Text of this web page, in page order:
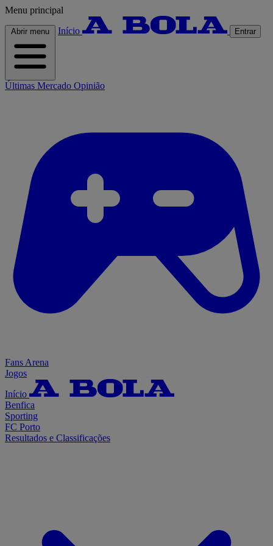
Menu principal
Abrir menu Início Entrar
Últimas Mercado Opinião
Fans Arena
Jogos
Início
Benfica
Sporting
FC Porto
Resultados e Classificações